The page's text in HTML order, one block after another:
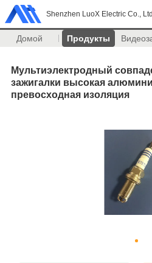
Shenzhen LuoX Electric Co., Ltd
Домой Продукты
Мультиэлектродный
зажигалки высокая
превосходная изоляция